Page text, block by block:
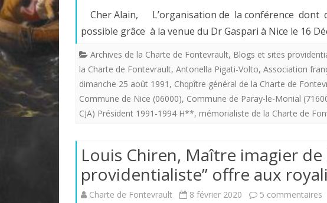
LAPio,
de
sa
du
à
“le
Cher Alain, L’organisation de la conférence dont
possible grâce à la venue du Dr Gaspari à Nice le 16
Archives de la Charte de Fontevrault, Blogs et sites
la Charte de Fontevrault, Antonella Pigati-Volto, Association
dimanche 25 août 1991 , Chqpître général de la Charte de
Commune de Nice (06000), Commune de Paray-le-Monial
CJA) Président 1991-1994 H**, mémorialiste de la Charte de
Louis Chiren, Maître imagier
providentialiste” offre aux
Charte de Fontevrault 8 février 2020 5 commentaires